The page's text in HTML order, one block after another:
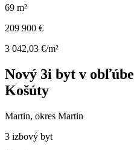
69 m²
209 900 €
3 042,03 €/m²
Nový 3i byt v
Košúty
Martin, okres Martin
3 izbový byt